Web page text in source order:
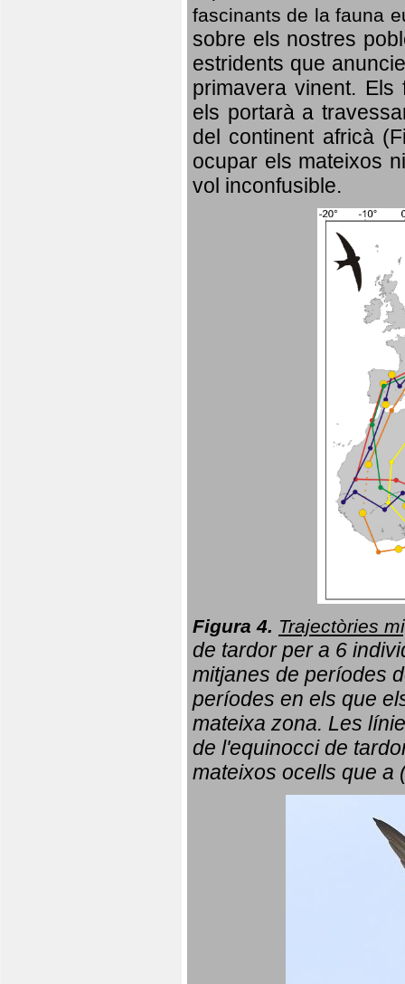
fascinants de la fauna
sobre els nostres
estridents que
primavera vinent. Els
els portarà a
del continent africà
ocupar els mateixos
vol inconfusible.
Figura 4. Trajectòries
de tardor per a 6
mitjanes de períodes
períodes en els que
mateixa zona. Les
de l'equinocci de
mateixos ocells que a